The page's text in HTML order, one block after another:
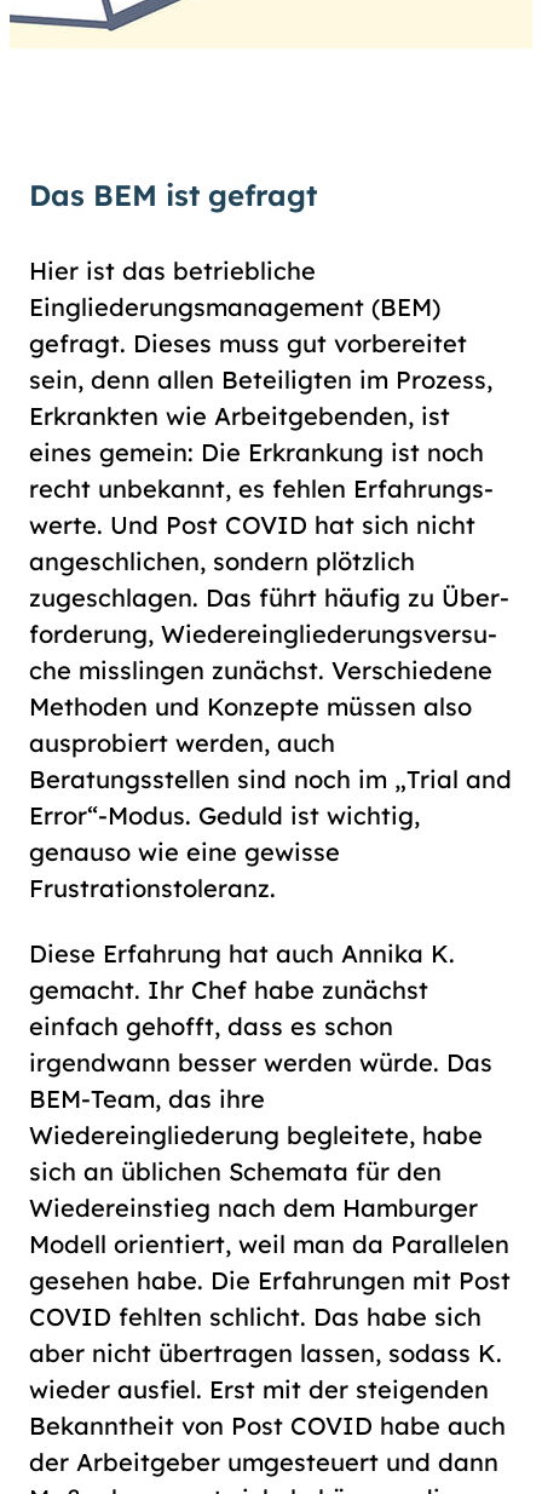
Das BEM ist gefragt
Hier ist das betriebliche
Eingliederungsmanagement (BEM)
gefragt. Dieses muss gut vorbereitet
sein, denn allen Beteiligten im Prozess,
Erkrankten wie Ar­beit­ge­ben­den, ist
eines gemein: Die Erkrankung ist noch
recht unbekannt, es fehlen Er­fah­rungs­
wer­te. Und Post COVID hat sich nicht
angeschlichen, sondern plötzlich
zugeschlagen. Das führt häufig zu Über­
for­de­rung, Wieder­ein­glie­de­rungs­ver­su­
che misslingen zunächst. Verschiedene
Methoden und Konzepte müssen also
ausprobiert werden, auch
Beratungsstellen sind noch im „Trial and
Error“-Modus. Geduld ist wichtig,
genauso wie eine gewisse
Frustrationstoleranz.
Diese Erfahrung hat auch Annika K.
gemacht. Ihr Chef habe zunächst
einfach gehofft, dass es schon
irgendwann besser werden würde. Das
BEM-Team, das ihre
Wiedereingliederung begleitete, habe
sich an üblichen Schemata für den
Wiedereinstieg nach dem Hamburger
Modell orientiert, weil man da Parallelen
gesehen habe. Die Erfahrungen mit Post
COVID fehlten schlicht. Das habe sich
aber nicht übertragen lassen, sodass K.
wieder ausfiel. Erst mit der steigenden
Bekanntheit von Post COVID habe auch
der Arbeitgeber umgesteuert und dann